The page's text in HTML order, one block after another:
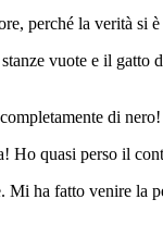
perché la verità si
vuote e il
di nero!
Ho quasi perso il
Mi ha fatto venire la